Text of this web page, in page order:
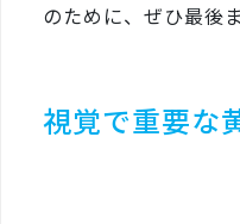
のために、ぜひ最後
視覚で重要な